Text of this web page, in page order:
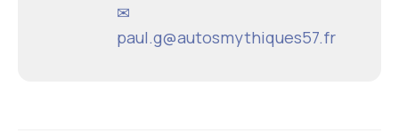
✉
paul.g@autosmythiques57.fr